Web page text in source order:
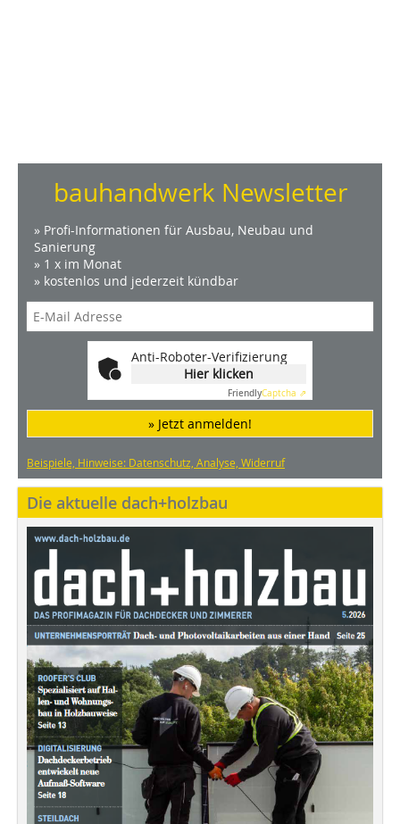
bauhandwerk Newsletter
» Profi-Informationen für Ausbau, Neubau und
Sanierung
» 1 x im Monat
» kostenlos und jederzeit kündbar
Anti-Roboter-Verifizierung
Hier klicken
FriendlyCaptcha ⇗
» Jetzt anmelden!
Beispiele, Hinweise: Datenschutz, Analyse, Widerruf
Die aktuelle dach+holzbau